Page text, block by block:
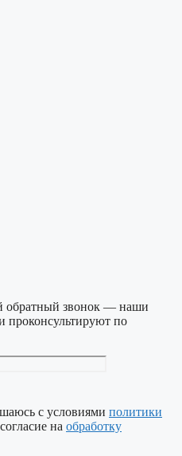
обратный звонок — наши
проконсультируют по
с условиями политики
на обработку